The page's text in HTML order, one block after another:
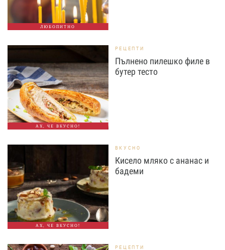
ЛЮБОПИТНО
АХ, ЧЕ ВКУСНО!
РЕЦЕПТИ
Пълнено пилешко филе в
бутер тесто
АХ, ЧЕ ВКУСНО!
ВКУСНО
Кисело мляко с ананас и
бадеми
РЕЦЕПТИ